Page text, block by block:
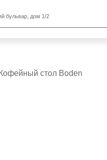
бульвар, дом 1/2
Кофейный стол Boden